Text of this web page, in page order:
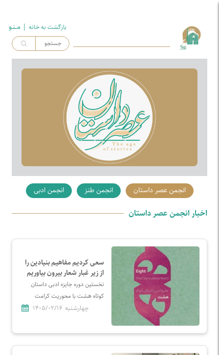
بازگشت به خـانه | مــنـو
انجمن عصر داستان انجمن طنز انجمن ادبی
اخبار انجمن عصر داستان
سعی کردیم مفاهیم بنیادین را
از زیر غبار شعار بیرون بیاوریم
نخستین دوره جایزه ادبی داستان
کوتاه هشت با محوریت کرامت
انسانی در سیره رضوی، با استقبال
جهان مواجه شد. در این رویداد که
چهارشنبه ۱۴۰۵/۰۲/۱۶